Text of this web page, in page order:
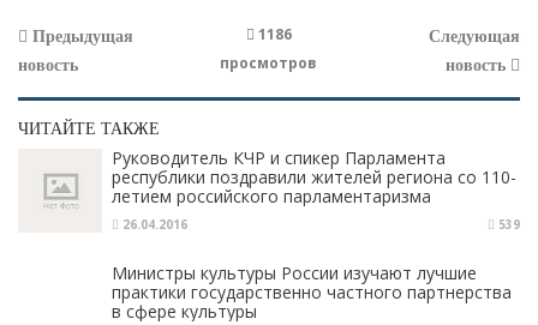
Предыдущая
новость
1186
просмотров
Следующая
новость
ЧИТАЙТЕ ТАКЖЕ
Руководитель КЧР и спикер Парламента
республики поздравили жителей региона со 110-
летием российского парламентаризма
26.04.2016 539
Министры культуры России изучают лучшие
практики государственно частного партнерства
в сфере культуры